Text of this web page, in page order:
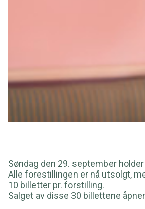
Søndag den 29. september
Alle forestillingen er nå utsolgt,
10 billetter pr. forstilling.
Salget av disse 30 billettene